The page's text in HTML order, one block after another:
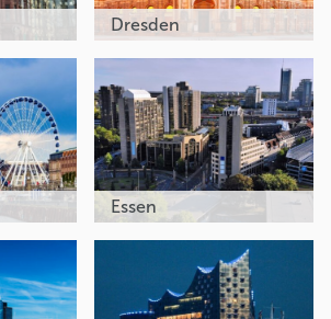
Dresden
Essen